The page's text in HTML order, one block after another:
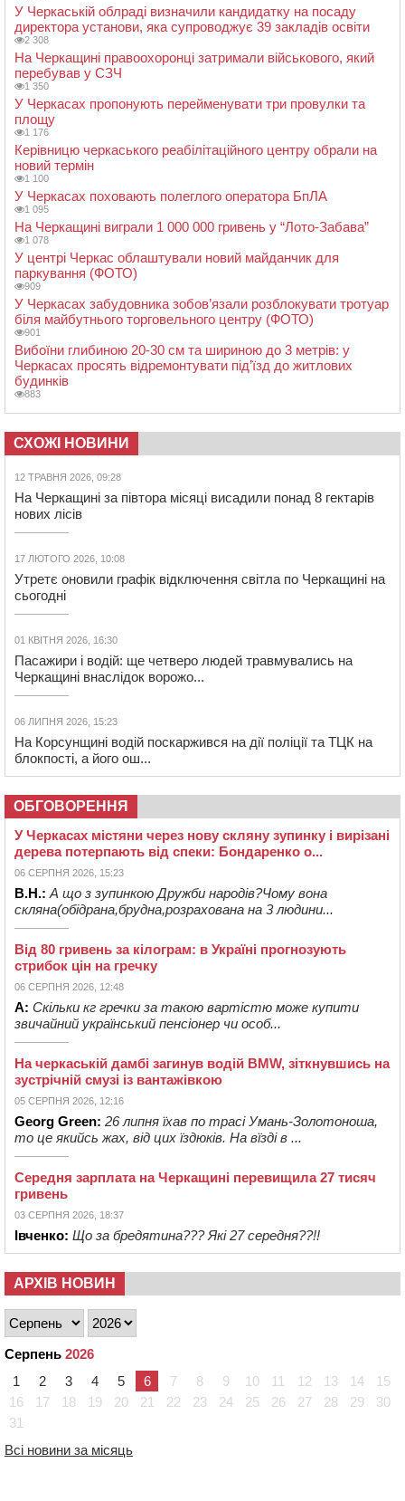
У Черкаській облраді визначили кандидатку на посаду
директора установи, яка супроводжує 39 закладів освіти
2 308
На Черкащині правоохоронці затримали військового, який
перебував у СЗЧ
1 350
У Черкасах пропонують перейменувати три провулки та
площу
1 176
Керівницю черкаського реабілітаційного центру обрали на
новий термін
1 100
У Черкасах поховають полеглого оператора БпЛА
1 095
На Черкащині виграли 1 000 000 гривень у “Лото-Забава”
1 078
У центрі Черкас облаштували новий майданчик для
паркування (ФОТО)
909
У Черкасах забудовника зобов’язали розблокувати тротуар
біля майбутнього торговельного центру (ФОТО)
901
Вибоїни глибиною 20-30 см та шириною до 3 метрів: у
Черкасах просять відремонтувати під’їзд до житлових
будинків
883
СХОЖІ НОВИНИ
12 ТРАВНЯ 2026, 09:28
На Черкащині за півтора місяці висадили понад 8 гектарів
нових лісів
17 ЛЮТОГО 2026, 10:08
Утретє оновили графік відключення світла по Черкащині на
сьогодні
01 КВІТНЯ 2026, 16:30
Пасажири і водій: ще четверо людей травмувались на
Черкащині внаслідок ворожо...
06 ЛИПНЯ 2026, 15:23
На Корсунщині водій поскаржився на дії поліції та ТЦК на
блокпості, а його ош...
ОБГОВОРЕННЯ
У Черкасах містяни через нову скляну зупинку і вирізані
дерева потерпають від спеки: Бондаренко о...
06 СЕРПНЯ 2026, 15:23
В.Н.: А що з зупинкою Дружби народів?Чому вона
скляна(обідрана,брудна,розрахована на 3 людини...
Від 80 гривень за кілограм: в Україні прогнозують
стрибок цін на гречку
06 СЕРПНЯ 2026, 12:48
А: Скільки кг гречки за такою вартістю може купити
звичайний український пенсіонер чи особ...
На черкаській дамбі загинув водій BMW, зіткнувшись на
зустрічній смузі із вантажівкою
05 СЕРПНЯ 2026, 12:16
Georg Green: 26 липня їхав по трасі Умань-Золотоноша,
то це якийсь жах, від цих їздюків. На вїзді в ...
Середня зарплата на Черкащині перевищила 27 тисяч
гривень
03 СЕРПНЯ 2026, 18:37
Івченко: Що за бредятина??? Які 27 середня??!!
АРХІВ НОВИН
Серпень 2026
1
2 3 4 5 6 7 8 9 10 11 12 13 14
15
16
17 18 19 20 21 22 23 24 25 26 27 28 29
30
31
Всі новини за місяць